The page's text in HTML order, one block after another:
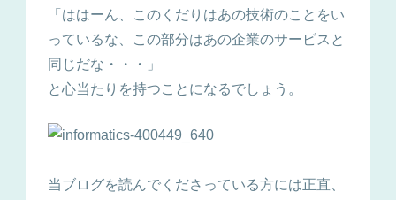
「ははーん、このくだりはあの技術のことをい
っているな、この部分はあの企業のサービスと
同じだな・・・」
と心当たりを持つことになるでしょう。
当ブログを読んでくださっている方には正直、